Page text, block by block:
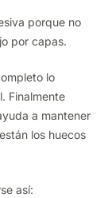
porque no
por capas.
lo
Finalmente
a mantener
los huecos
así: